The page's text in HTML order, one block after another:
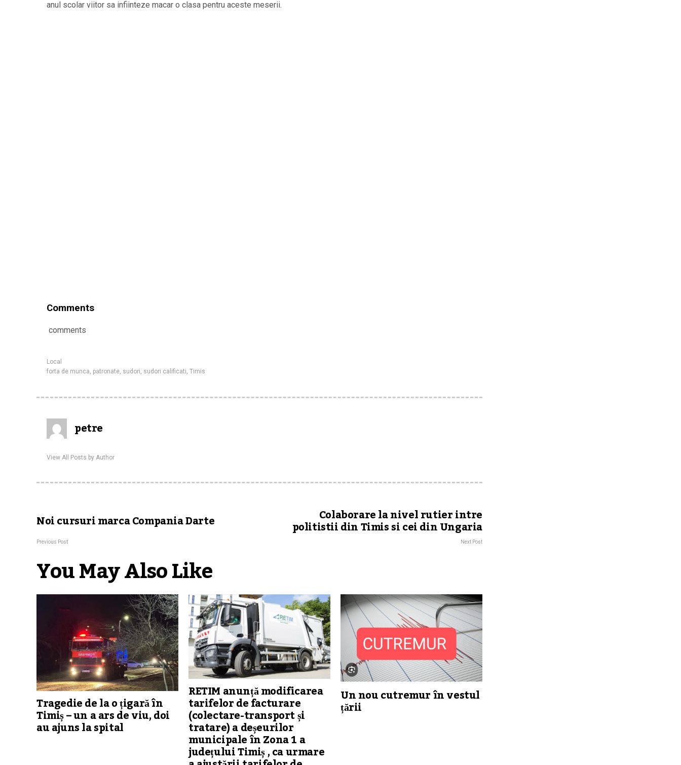
anul scolar viitor sa infiinteze macar o clasa pentru aceste meserii.
Comments
comments
Local
forta de munca, patronate, sudori, sudori calificati, Timis
petre
View All Posts by Author
Noi cursuri marca Compania Darte
Previous Post
Colaborare la nivel rutier intre
politistii din Timis si cei din Ungaria
Next Post
You May Also Like
Tragedie de la o țigară în
Timiș – un a ars de viu, doi
au ajuns la spital
RETIM anunță modificarea
tarifelor de facturare
(colectare-transport și
tratare) a deșeurilor
municipale în Zona 1 a
județului Timiș , ca urmare
Un nou cutremur în vestul
țării